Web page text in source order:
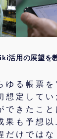
活用の展望を
ゆる帳票を
想定して
できたこ
果も予想以
だけではな